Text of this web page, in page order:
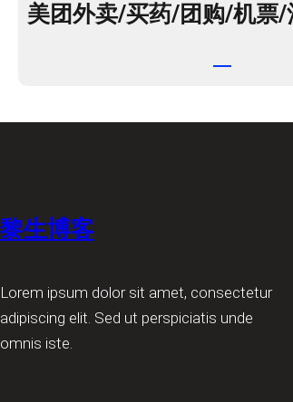
美团外卖/买药/团购/机票
黎生博客
Lorem ipsum dolor sit amet, consectetur
adipiscing elit. Sed ut perspiciatis unde
omnis iste.